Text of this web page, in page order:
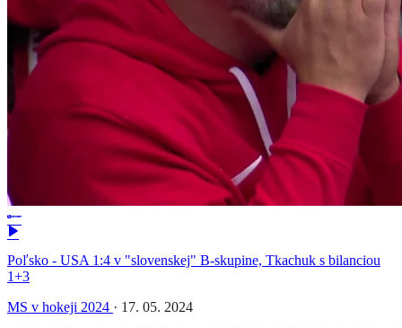
Poľsko - USA 1:4 v "slovenskej" B-skupine, Tkachuk s bilanciou
1+3
MS v hokeji 2024 · 17. 05. 2024